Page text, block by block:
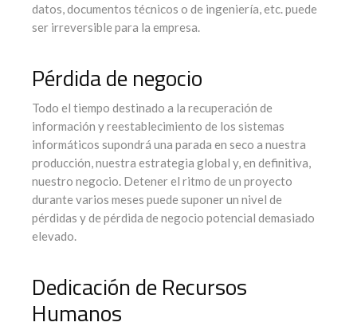
datos, documentos técnicos o de ingeniería, etc. puede
ser irreversible para la empresa.
Pérdida de negocio
Todo el tiempo destinado a la recuperación de
información y reestablecimiento de los sistemas
informáticos supondrá una parada en seco a nuestra
producción, nuestra estrategia global y, en definitiva,
nuestro negocio. Detener el ritmo de un proyecto
durante varios meses puede suponer un nivel de
pérdidas y de pérdida de negocio potencial demasiado
elevado.
Dedicación de Recursos
Humanos